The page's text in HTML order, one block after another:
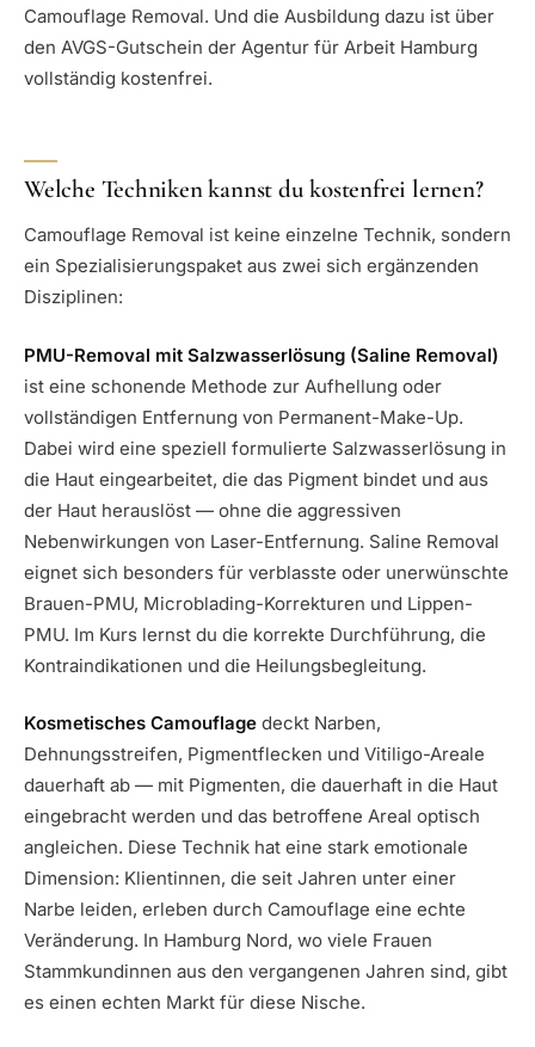
Camouflage Removal. Und die Ausbildung dazu ist über
den AVGS-Gutschein der Agentur für Arbeit Hamburg
vollständig kostenfrei.
Welche Techniken kannst du kostenfrei lernen?
Camouflage Removal ist keine einzelne Technik, sondern
ein Spezialisierungspaket aus zwei sich ergänzenden
Disziplinen:
PMU-Removal mit Salzwasserlösung (Saline Removal)
ist eine schonende Methode zur Aufhellung oder
vollständigen Entfernung von Permanent-Make-Up.
Dabei wird eine speziell formulierte Salzwasserlösung in
die Haut eingearbeitet, die das Pigment bindet und aus
der Haut herauslöst — ohne die aggressiven
Nebenwirkungen von Laser-Entfernung. Saline Removal
eignet sich besonders für verblasste oder unerwünschte
Brauen-PMU, Microblading-Korrekturen und Lippen-
PMU. Im Kurs lernst du die korrekte Durchführung, die
Kontraindikationen und die Heilungsbegleitung.
Kosmetisches Camouflage deckt Narben,
Dehnungsstreifen, Pigmentflecken und Vitiligo-Areale
dauerhaft ab — mit Pigmenten, die dauerhaft in die Haut
eingebracht werden und das betroffene Areal optisch
angleichen. Diese Technik hat eine stark emotionale
Dimension: Klientinnen, die seit Jahren unter einer
Narbe leiden, erleben durch Camouflage eine echte
Veränderung. In Hamburg Nord, wo viele Frauen
Stammkundinnen aus den vergangenen Jahren sind, gibt
es einen echten Markt für diese Nische.